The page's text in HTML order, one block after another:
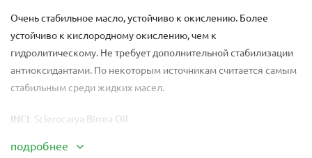
Очень стабильное масло, устойчиво к окислению. Более
устойчиво к кислородному окислению, чем к
гидролитическому. Не требует дополнительной стабилизации
антиоксидантами. По некоторым источникам считается самым
стабильным среди жидких масел.
INCI: Sclerocarya Birrea Oil
Метод получения:
подробнее